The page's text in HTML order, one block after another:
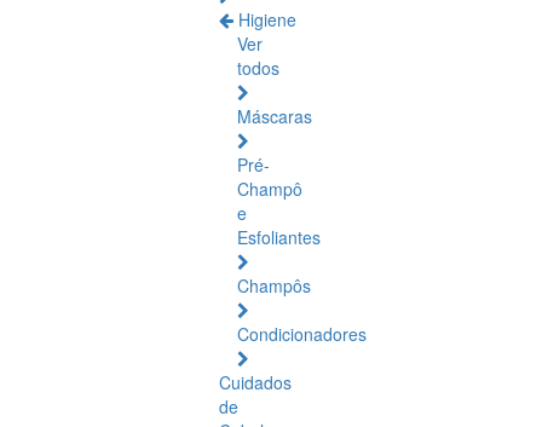
Higiene
Ver
todos
Máscaras
Pré-
Champô
e
Esfoliantes
Champôs
Condicionadores
Cuidados
de